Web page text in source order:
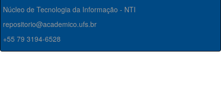
Núcleo de Tecnologia da Informação - NTI
repositorio@academico.ufs.br
+55 79 3194-6528